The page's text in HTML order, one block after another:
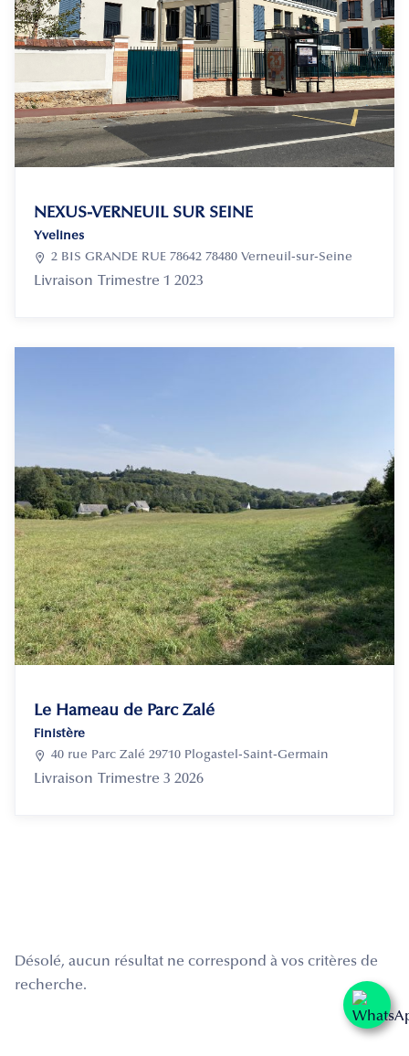
NEXUS-VERNEUIL SUR SEINE
Yvelines
 2 BIS GRANDE RUE 78642 78480 Verneuil-sur-Seine
Livraison Trimestre 1 2023
Le Hameau de Parc Zalé
Finistère
 40 rue Parc Zalé 29710 Plogastel-Saint-Germain
Livraison Trimestre 3 2026
Désolé, aucun résultat ne correspond à vos critères de
recherche.